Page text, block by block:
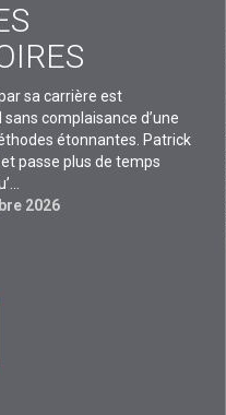
sa carrière est
complaisance d’une
étonnantes. Patrick
passe plus de temps
2026